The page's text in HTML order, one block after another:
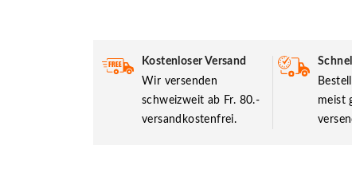
Kostenloser Versand
Wir versenden
schweizweit ab Fr. 80.-
versandkostenfrei.
meist